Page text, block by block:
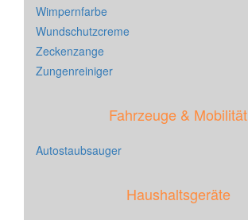
Wimpernfarbe
Wundschutzcreme
Zeckenzange
Zungenreiniger
Fahrzeuge & Mobilität
Autostaubsauger
Haushaltsgeräte